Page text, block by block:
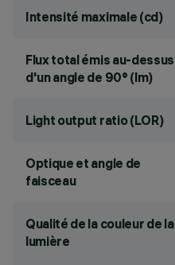
Intensité maximale (cd)
Flux total émis au-dessus
d'un angle de 90° (lm)
Light output ratio (LOR)
Optique et angle de
faisceau
Qualité de la couleur de la
lumière